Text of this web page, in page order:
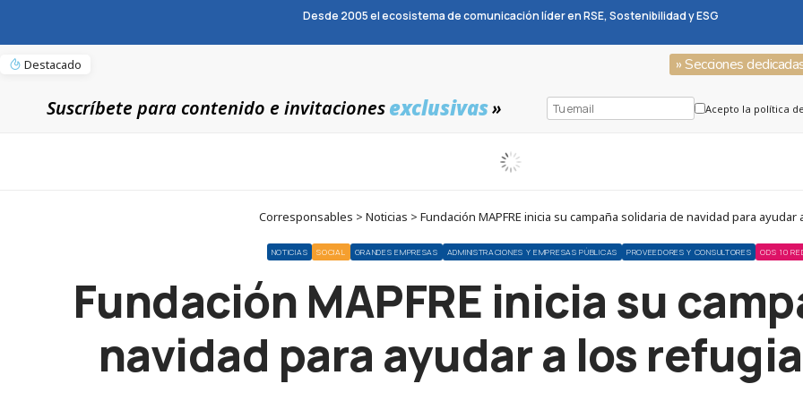
Desde 2005 el ecosistema de comunicación líder en RSE, Sostenibilidad y ESG
Destacado » Secciones
Suscríbete para contenido e invitacionesexclusivas» Acepto la política
Corresponsables > Noticias > Fundación MAPFRE inicia su campaña solidaria de navidad para
NOTICIAS SOCIAL GRANDES EMPRESAS ADMINISTRACIONES Y EMPRESAS PÚBLICAS PROVEEDORES Y CONSULTORES ODS 10
Fundación MAPFRE inicia su
navidad para ayudar a los